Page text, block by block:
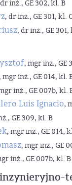
inż., GE 302, kl. B
, dr inż., GE 301, kl.
, dr inż., GE 301,
, mgr inż., GE
, mgr inż., GE 014, kl.
inż., GE 007b, kl.
Luis Ignacio,
GE 309, kl. B
, mgr inż., GE 014,
, mgr inż., GE
inż., GE 007b, kl. B